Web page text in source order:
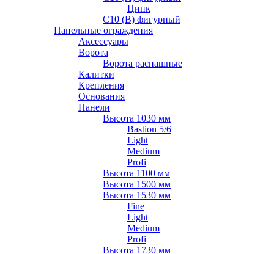
Цинк
С10 (В) фигурный
Панельные ограждения
Аксессуары
Ворота
Ворота распашные
Калитки
Крепления
Основания
Панели
Высота 1030 мм
Bastion 5/6
Light
Medium
Profi
Высота 1100 мм
Высота 1500 мм
Высота 1530 мм
Fine
Light
Medium
Profi
Высота 1730 мм